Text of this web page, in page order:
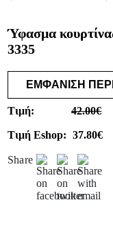
Ύφασμα
3335
ΕΜΦΑΝΙΣΗ
Τιμή: 42.00€
Τιμή Eshop: 37.80€
Share
Σπα
Κατοικίες
Ξενοδοχεία
Σκάφη
ΟΙΚΟΙ
ΚΑΤΑΣΤΗΜΑΤΑ
ESHOP
ΚΟΥΡΤΙΝΕΣ
ΥΦΑΣΜΑΤΑ